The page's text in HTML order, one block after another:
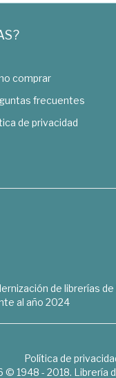
comprar
frecuentes
de privacidad
de librerías de
al año 2024
Política de
1948 - 2018.